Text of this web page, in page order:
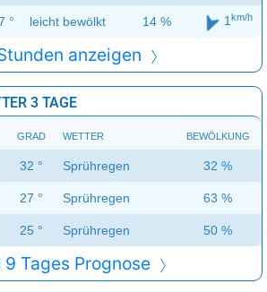
° leicht bewölkt 14 % 1 km/h
anzeigen
3 TAGE
GRAD WETTER BEWÖLKUNG
32 ° Sprühregen 32 %
27 ° Sprühregen 63 %
25 ° Sprühregen 50 %
9 Tages Prognose